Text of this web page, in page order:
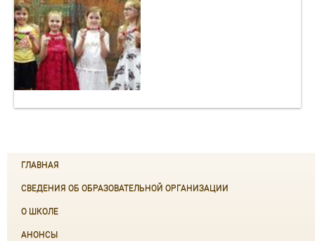
ГЛАВНАЯ
СВЕДЕНИЯ ОБ ОБРАЗОВАТЕЛЬНОЙ ОРГАНИЗАЦИИ
О ШКОЛЕ
АНОНСЫ